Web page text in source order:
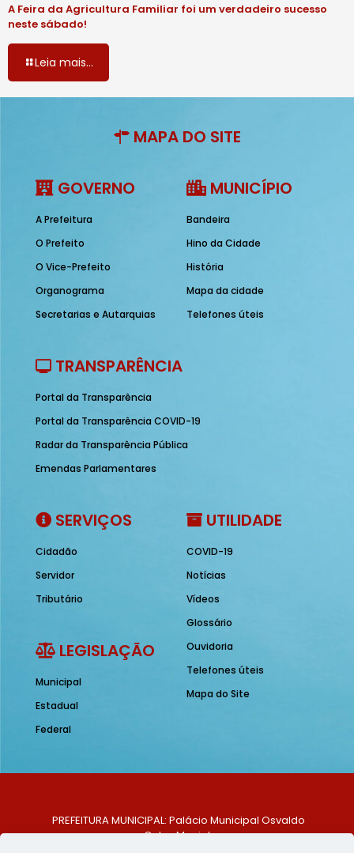
A Feira da Agricultura Familiar foi um verdadeiro sucesso
neste sábado!
Leia mais...
MAPA DO SITE
GOVERNO
A Prefeitura
O Prefeito
O Vice-Prefeito
Organograma
Secretarias e Autarquias
MUNICÍPIO
Bandeira
Hino da Cidade
História
Mapa da cidade
Telefones úteis
TRANSPARÊNCIA
Portal da Transparência
Portal da Transparência COVID-19
Radar da Transparência Pública
Emendas Parlamentares
SERVIÇOS
Cidadão
Servidor
Tributário
LEGISLAÇÃO
Municipal
Estadual
Federal
UTILIDADE
COVID-19
Notícias
Vídeos
Glossário
Ouvidoria
Telefones úteis
Mapa do Site
PREFEITURA MUNICIPAL: Palácio Municipal Osvaldo
Celso Maciel